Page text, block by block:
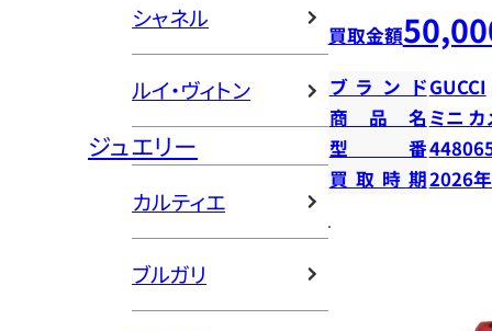
シャネル
ルイ・ヴィトン
ジュエリー
カルティエ
ブルガリ
買取金額
ブランドGUCCI
商品名 ミニ カ
型番
買取時期2026